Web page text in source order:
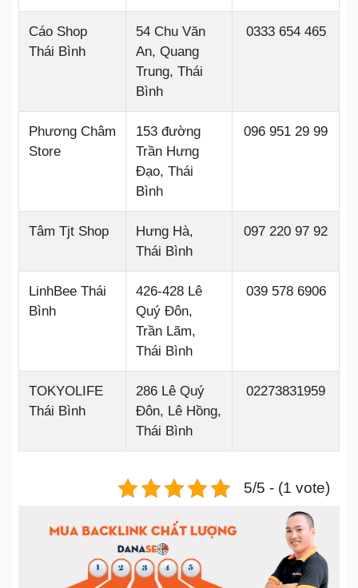
Cáo Shop
Thái Bình
54 Chu Văn
An, Quang
Trung, Thái
Bình
0333 654 465
Phương Châm
Store
153 đường
Trần Hưng
Đạo, Thái
Bình
096 951 29 99
Tâm Tjt Shop
Hưng Hà,
Thái Bình
097 220 97 92
LinhBee Thái
Bình
426-428 Lê
Quý Đôn,
Trần Lãm,
Thái Bình
039 578 6906
TOKYOLIFE
Thái Bình
286 Lê Quý
Đôn, Lê Hồng,
Thái Bình
02273831959
5/5 - (1 vote)